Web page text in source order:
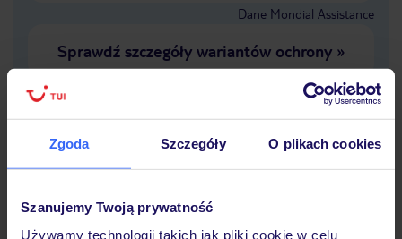
Zgoda Szczegóły O plikach cookies
Szanujemy Twoją prywatność
Używamy technologii takich jak pliki cookie w celu
Dane Mondial Assistance
Sprawdź szczegóły wariantów ochrony»
Dlaczego warto wybrać TUI?